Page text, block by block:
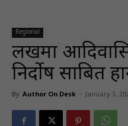
Regional
लखमा
न‍िर्दोष साब‍ित
By Author On Desk - January 3,